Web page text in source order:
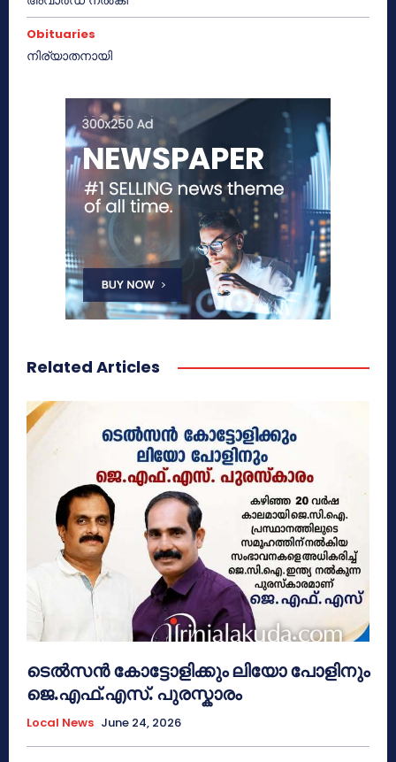
Obituaries
നിര്യാതനായി
Related Articles
ടെൽസൻ കോട്ടോളിക്കും ലിയോ പോളിനും
ജെ.എഫ്.എസ്. പുരസ്കാരം
Local News June 24, 2026